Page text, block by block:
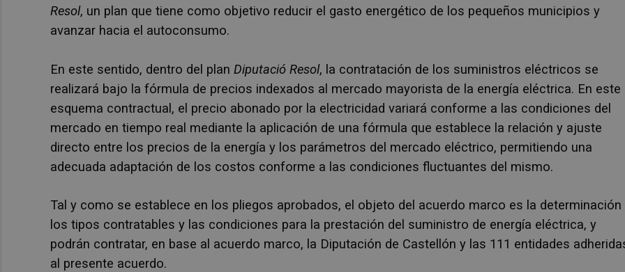
Resol, un plan que tiene como objetivo reducir el gasto energético de los pequeños municipios y
avanzar hacia el autoconsumo.
En este sentido, dentro del plan Diputació Resol, la contratación de los suministros eléctricos se
realizará bajo la fórmula de precios indexados al mercado mayorista de la energía eléctrica. En este
esquema contractual, el precio abonado por la electricidad variará conforme a las condiciones del
mercado en tiempo real mediante la aplicación de una fórmula que establece la relación y ajuste
directo entre los precios de la energía y los parámetros del mercado eléctrico, permitiendo una
adecuada adaptación de los costos conforme a las condiciones fluctuantes del mismo.
Tal y como se establece en los pliegos aprobados, el objeto del acuerdo marco es la determinación
los tipos contratables y las condiciones para la prestación del suministro de energía eléctrica, y
podrán contratar, en base al acuerdo marco, la Diputación de Castellón y las 111 entidades
al presente acuerdo.